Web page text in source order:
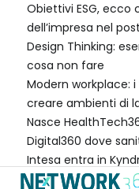
Obiettivi ESG, ecco
dell’impresa nel
Design Thinking:
cosa non fare
Modern workplace:
creare ambienti di
Nasce
Digital360 dove
Intesa entra in
dedicato ai servizi